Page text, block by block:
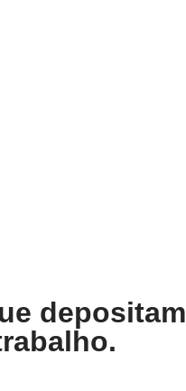
depositam